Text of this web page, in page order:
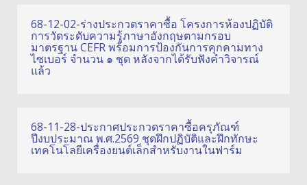
68-12-02-ร่างประกวดราคาซื้อ โครงการห้องปฏิบัติ
การวัดระดับความรู้ภาษาอังกฤษตามกรอบ
มาตรฐาน CEFR พร้อมการป้องกันการคุกคามทาง
ไซเบอร์ จำนวน ๑ ชุด หลังจากได้รับฟังคำวิจารณ์
แล้ว
68-11-28-ประกาศประกวดราคาซื้อครุภัณฑ์
ปีงบประมาณ พ.ศ.2569 ชุดฝึกปฏิบัติและฝึกทักษะ
เทคโนโลยีเครื่องยนต์เล็กสำหรับงานในฟาร์ม